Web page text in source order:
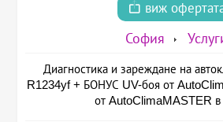
виж
София
Диагностика и зареждане на
R1234yf + БОНУС UV-боя от
от AutoClimaMASTER